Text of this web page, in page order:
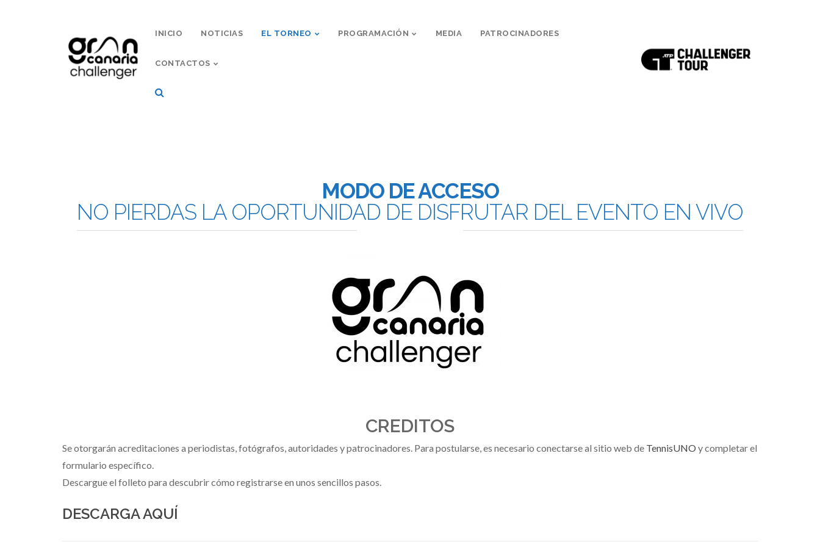
INICIO NOTICIAS EL TORNEO PROGRAMACIÓN MEDIA PATROCINADORES
CONTACTOS
MODO DE ACCESO
NO PIERDAS LA OPORTUNIDAD DE DISFRUTAR DEL EVENTO EN VIVO
CREDITOS
Se otorgarán acreditaciones a periodistas, fotógrafos, autoridades y patrocinadores. Para postularse, es necesario conectarse al sitio web de TennisUNO y completar el
formulario específico.
Descargue el folleto para descubrir cómo registrarse en unos sencillos pasos.
DESCARGA AQUÍ